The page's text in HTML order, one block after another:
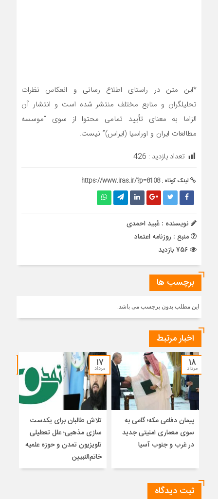
*این متن در راستای اطلاع رسانی و انعکاس نظرات
تحلیلگران و منابع مختلف منتشر شده است و انتشار آن
الزاما به معنای تأیید تمامی محتوا از سوی “موسسه
مطالعات ایران و اوراسیا (ایراس)” نیست.
تعداد بازدید : 426
لینک کوتاه :https://www.iras.ir/?p=8108
نویسنده : عُبيد احمدي
منبع : روزنامه اعتماد
برچسب ها
این مطلب بدون برچسب می باشد.
اخبار مرتبط
۱۸
مرداد
پیمان دفاعی مکه؛ گامی به
سوی معماری امنیتی جدید
در غرب و جنوب آسیا
۱۷
مرداد
تلاش طالبان برای یکدست
سازی مذهبی؛ علل تعطیلی
تلویزیون تمدن و حوزه علمیه
خاتم‌النبیین
ثبت دیدگاه